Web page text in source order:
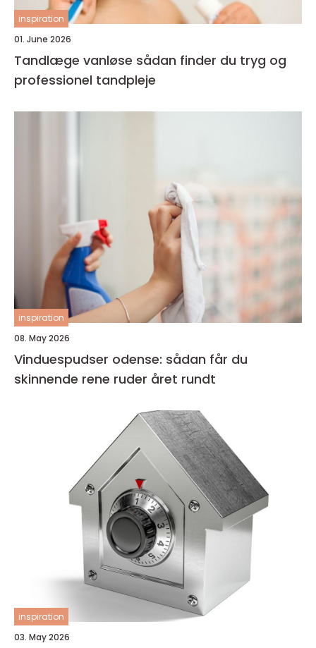
inspiration
01. June 2026
Tandlæge vanløse sådan finder du tryg og
professionel tandpleje
inspiration
08. May 2026
Vinduespudser odense: sådan får du
skinnende rene ruder året rundt
inspiration
03. May 2026